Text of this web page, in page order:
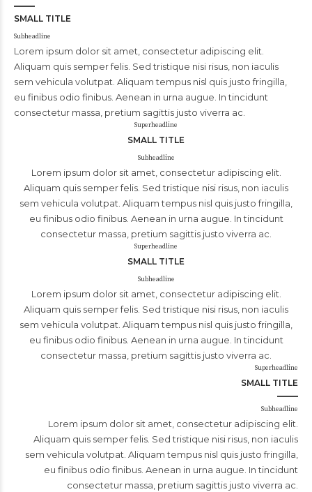
SMALL TITLE
Subheadline
Lorem ipsum dolor sit amet, consectetur adipiscing elit.
Aliquam quis semper felis. Sed tristique nisi risus, non iaculis
sem vehicula volutpat. Aliquam tempus nisl quis justo fringilla,
eu finibus odio finibus. Aenean in urna augue. In tincidunt
consectetur massa, pretium sagittis justo viverra ac.
Superheadline
SMALL TITLE
Subheadline
Lorem ipsum dolor sit amet, consectetur adipiscing elit.
Aliquam quis semper felis. Sed tristique nisi risus, non iaculis
sem vehicula volutpat. Aliquam tempus nisl quis justo fringilla,
eu finibus odio finibus. Aenean in urna augue. In tincidunt
consectetur massa, pretium sagittis justo viverra ac.
Superheadline
SMALL TITLE
Subheadline
Lorem ipsum dolor sit amet, consectetur adipiscing elit.
Aliquam quis semper felis. Sed tristique nisi risus, non iaculis
sem vehicula volutpat. Aliquam tempus nisl quis justo fringilla,
eu finibus odio finibus. Aenean in urna augue. In tincidunt
consectetur massa, pretium sagittis justo viverra ac.
Superheadline
SMALL TITLE
Subheadline
Lorem ipsum dolor sit amet, consectetur adipiscing elit.
Aliquam quis semper felis. Sed tristique nisi risus, non iaculis
sem vehicula volutpat. Aliquam tempus nisl quis justo fringilla,
eu finibus odio finibus. Aenean in urna augue. In tincidunt
consectetur massa, pretium sagittis justo viverra ac.